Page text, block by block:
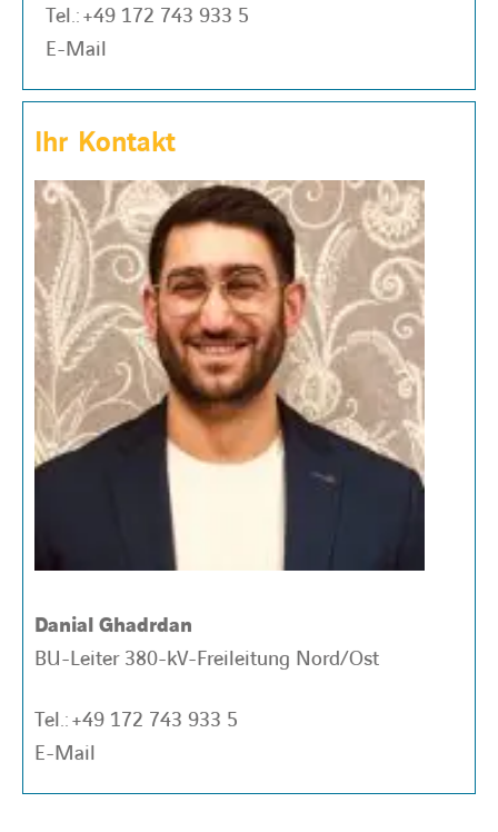
Tel.:+49 172 743 933 5
E-Mail
Ihr Kontakt
Danial Ghadrdan
BU-Leiter 380-kV-Freileitung Nord/Ost
Tel.:+49 172 743 933 5
E-Mail